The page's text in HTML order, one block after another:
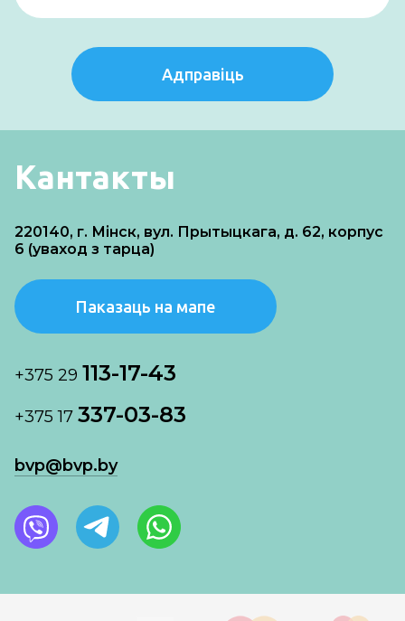
Адправіць
Кантакты
220140, г. Мінск, вул. Прытыцкага, д. 62, корпус
6 (уваход з тарца)
Паказаць на мапе
+375 29 113-17-43
+375 17 337-03-83
bvp@bvp.by